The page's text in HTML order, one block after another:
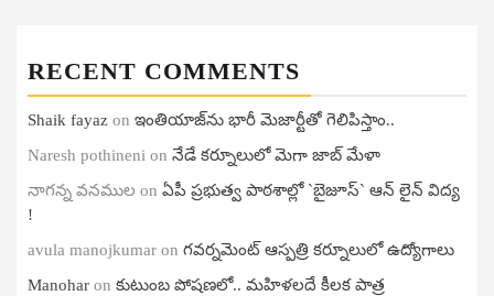
RECENT COMMENTS
Shaik fayaz on ఇంతియాజ్​ను భారీ మెజార్టీతో గెలిపిస్తాం..
Naresh pothineni on నేడే కర్నూలులో మెగా జాబ్ మేళా
నాగన్న వనముల on ఏపీ ప్ర‌భుత్వ పాఠ‌శాల్లో `బైజూస్` ఆన్ లైన్ విద్య
!
avula manojkumar on గ‌వ‌ర్న‌మెంట్ ఆస్ప‌త్రి క‌ర్నూలులో ఉద్యోగాలు
Manohar on కుటుంబ పోషణలో.. మహిళలదే కీలక పాత్ర